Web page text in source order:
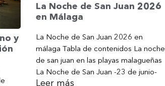
y
La Noche de San Juan 2026
en Málaga
La Noche de San Juan 2026 en
málaga Tabla de contenidos La noche
de san juan en las playas malagueñas
La Noche de San Juan -23 de junio-
Leer más